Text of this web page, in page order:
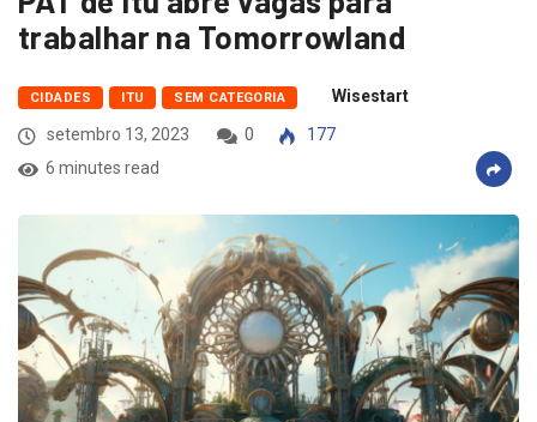
trabalhar na Tomorrowland
CIDADES ITU SEM CATEGORIA
Wisestart
setembro 13, 2023
0
177
6 minutes read